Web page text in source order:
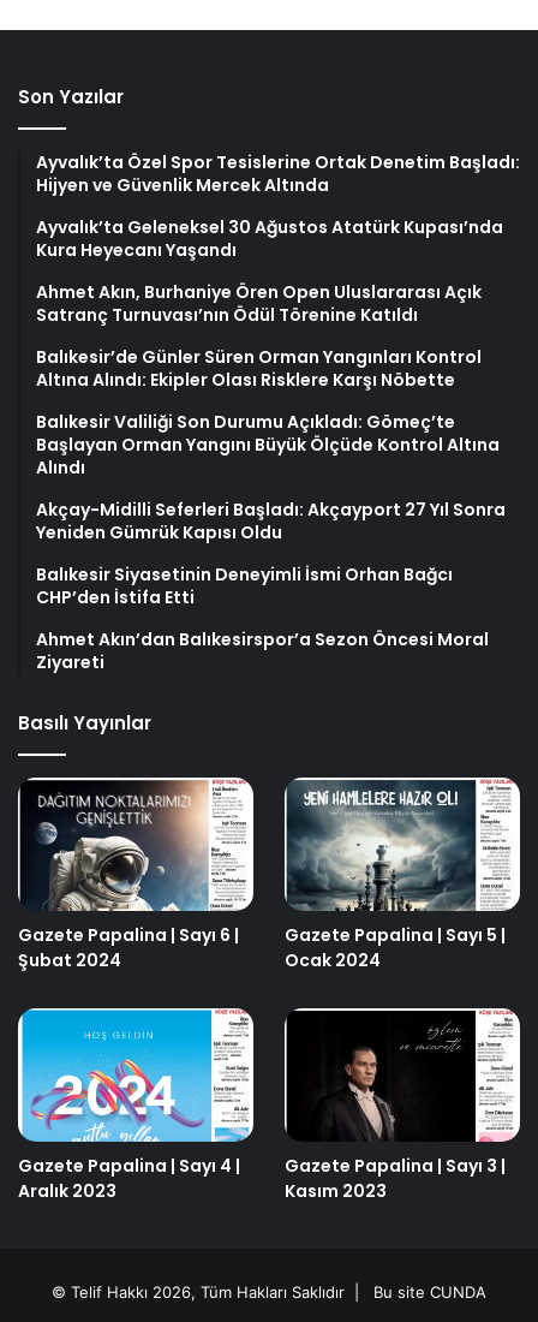
Son Yazılar
Ayvalık’ta Özel Spor Tesislerine Ortak Denetim Başladı:
Hijyen ve Güvenlik Mercek Altında
Ayvalık’ta Geleneksel 30 Ağustos Atatürk Kupası’nda
Kura Heyecanı Yaşandı
Ahmet Akın, Burhaniye Ören Open Uluslararası Açık
Satranç Turnuvası’nın Ödül Törenine Katıldı
Balıkesir’de Günler Süren Orman Yangınları Kontrol
Altına Alındı: Ekipler Olası Risklere Karşı Nöbette
Balıkesir Valiliği Son Durumu Açıkladı: Gömeç’te
Başlayan Orman Yangını Büyük Ölçüde Kontrol Altına
Alındı
Akçay-Midilli Seferleri Başladı: Akçayport 27 Yıl Sonra
Yeniden Gümrük Kapısı Oldu
Balıkesir Siyasetinin Deneyimli İsmi Orhan Bağcı
CHP’den İstifa Etti
Ahmet Akın’dan Balıkesirspor’a Sezon Öncesi Moral
Ziyareti
Basılı Yayınlar
Gazete Papalina | Sayı 6 |
Şubat 2024
Gazete Papalina | Sayı 5 |
Ocak 2024
Gazete Papalina | Sayı 4 |
Aralık 2023
Gazete Papalina | Sayı 3 |
Kasım 2023
© Telif Hakkı 2026, Tüm Hakları Saklıdır | Bu site CUNDA